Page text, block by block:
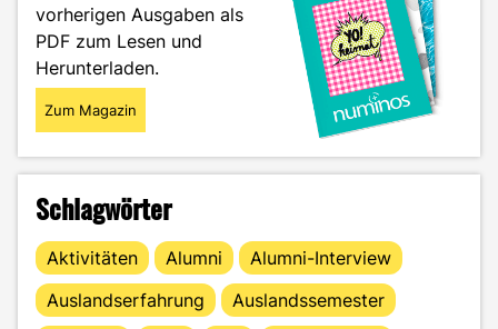
vorherigen Ausgaben als
PDF zum Lesen und
Herunterladen.
Zum Magazin
Schlagwörter
Aktivitäten Alumni
Alumni-Interview
Auslandserfahrung
Auslandssemester